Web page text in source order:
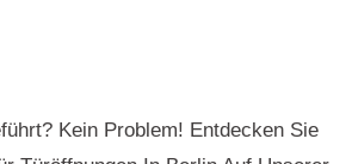
Kein Problem! Entdecken Sie